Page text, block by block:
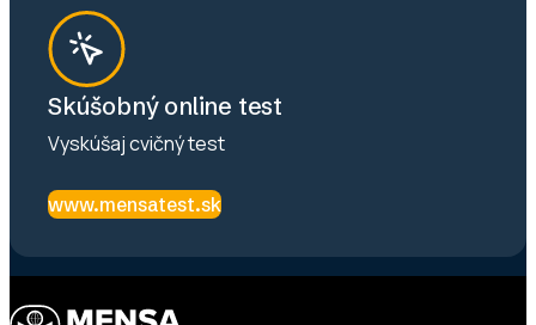
Skúšobný online test
Vyskúšaj cvičný test
www.mensatest.sk